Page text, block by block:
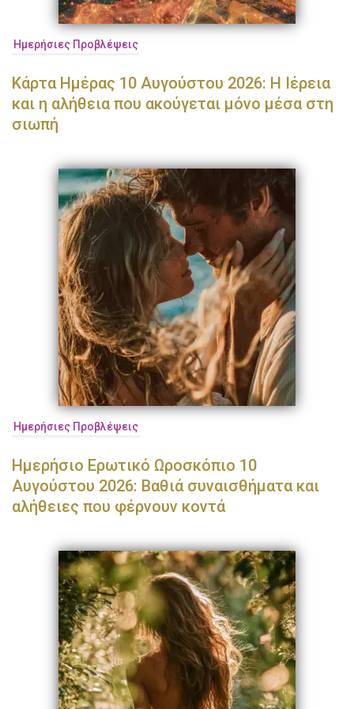
Ημερήσιες Προβλέψεις
Κάρτα Ημέρας 10 Αυγούστου 2026: Η Ιέρεια
και η αλήθεια που ακούγεται μόνο μέσα στη
σιωπή
Ημερήσιες Προβλέψεις
Ημερήσιο Ερωτικό Ωροσκόπιο 10
Αυγούστου 2026: Βαθιά συναισθήματα και
αλήθειες που φέρνουν κοντά